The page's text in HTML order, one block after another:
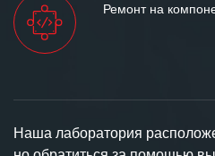
Ремонт на
Наша лаборатория